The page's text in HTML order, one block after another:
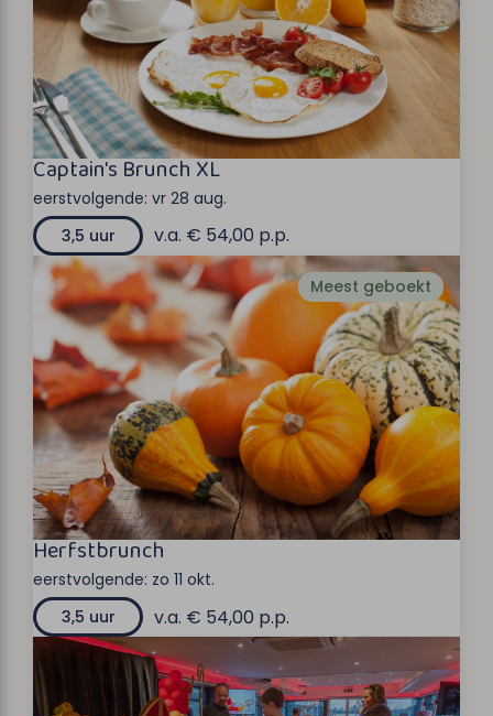
Captain's Brunch XL
eerstvolgende: vr 28 aug.
3,5 uur
v.a. € 54,00 p.p.
Meest geboekt
Herfstbrunch
eerstvolgende: zo 11 okt.
3,5 uur
v.a. € 54,00 p.p.